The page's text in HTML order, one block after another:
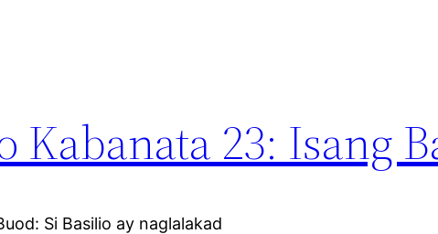
23: Isang
Si Basilio ay naglalakad